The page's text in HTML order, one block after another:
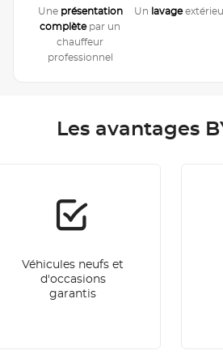
Une présentation
complètepar un
chauffeur
professionnel
Un lavage
Les avantages
Véhicules neufs et
d'occasions
garantis